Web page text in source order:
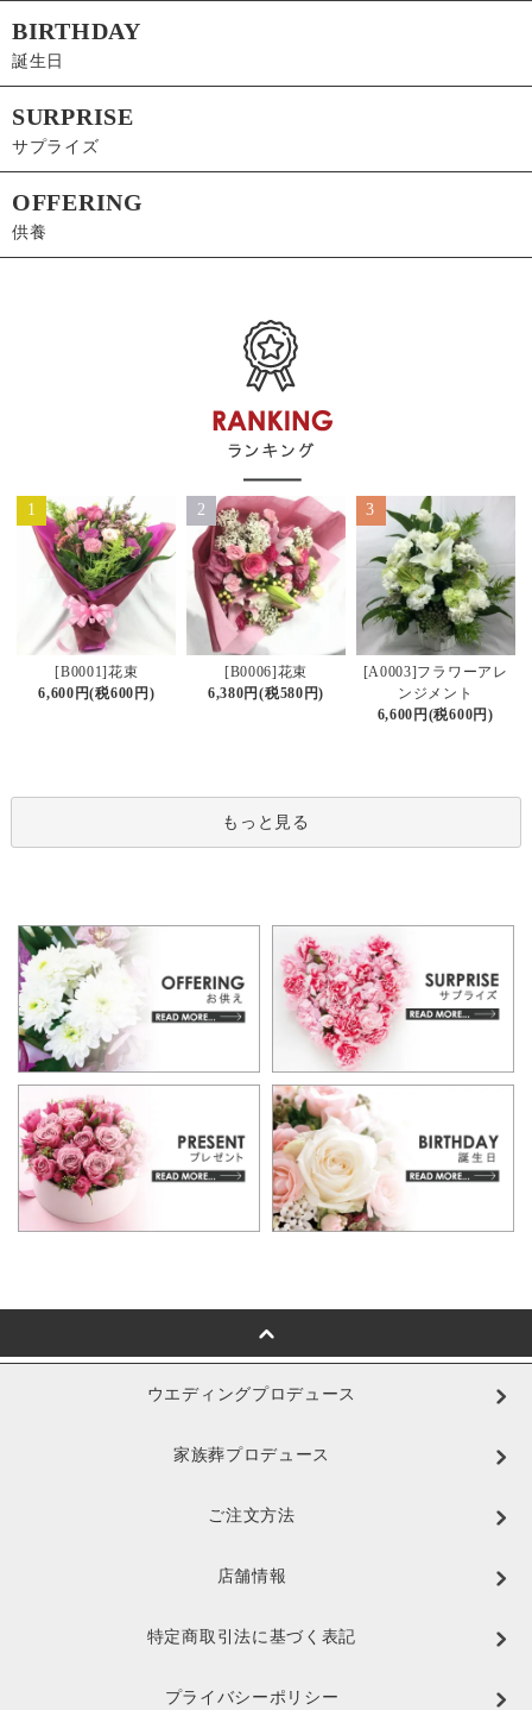
BIRTHDAY
誕生日
SURPRISE
サプライズ
OFFERING
供養
1
[B0001]花束
6,600円(税600円)
2
[B0006]花束
6,380円(税580円)
3
[A0003]フラワーアレ
ンジメント
6,600円(税600円)
もっと見る
ウエディングプロデュース
家族葬プロデュース
ご注文方法
店舗情報
特定商取引法に基づく表記
プライバシーポリシー